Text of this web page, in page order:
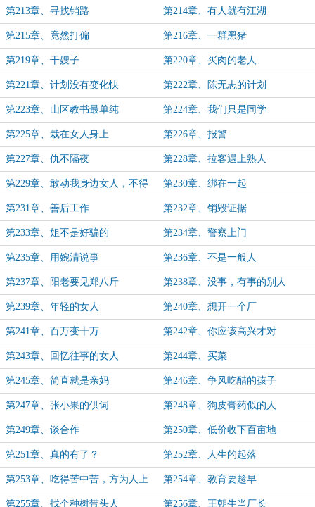
第213章、寻找销路 第214章、有人就有江湖
第215章、竟然打偏 第216章、一群黑猪
第219章、干嫂子 第220章、买肉的老人
第221章、计划没有变化快 第222章、陈无志的计划
第223章、山区教书最单纯 第224章、我们只是同学
第225章、栽在女人身上 第226章、报警
第227章、仇不隔夜 第228章、拉客遇上熟人
第229章、敢动我身边女人，不得
好死
第230章、绑在一起
第231章、善后工作 第232章、销毁证据
第233章、姐不是好骗的 第234章、警察上门
第235章、用婉清说事 第236章、不是一般人
第237章、阳老要见郑八斤 第238章、没事，有事的别人
第239章、年轻的女人 第240章、想开一个厂
第241章、百万变十万 第242章、你应该高兴才对
第243章、回忆往事的女人 第244章、买菜
第245章、简直就是亲妈 第246章、争风吃醋的孩子
第247章、张小果的供词 第248章、狗皮膏药似的人
第249章、谈合作 第250章、低价收下百亩地
第251章、真的有了？ 第252章、人生的起落
第253章、吃得苦中苦，方为人上
人
第254章、教育要趁早
第255章、找个种树带头人 第256章、王朝生当厂长